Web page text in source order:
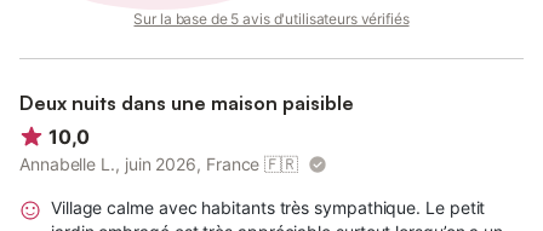
Sur la base de 5 avis d'utilisateurs vérifiés
Deux nuits dans une maison paisible
10,0
Annabelle L., juin 2026, France 🇫🇷
Village calme avec habitants très sympathique. Le petit